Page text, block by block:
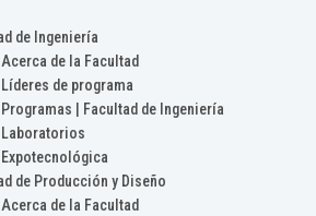
de Ingeniería
Acerca de la Facultad
Líderes de programa
Programas | Facultad de Ingeniería
Laboratorios
Expotecnológica
de Producción y Diseño
Acerca de la Facultad